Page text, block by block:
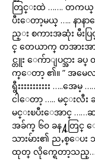
တြင္းထဲ ……. တက
ပီးေတာ့မယ္ ….. နာန
ည္း စကားအဆုံး မီး
င္ တေယာက္ တအားအ
င္တူး ေက်ာျပင္အား ခ
က္ေတာ့ ၏။ ” အမေလး
ရွီးးးးးးးးးးး …..အ
ငါေတာ့ ….. မင္းလီး
မင္းၿပီးေအာင္ ……
အခ်က္ ၆၀ ခန႔္တြင္
သားမ်ား၏ ညႇစ္ေပး
ထုတ္ လိုက္ရေတာ့သည္…..